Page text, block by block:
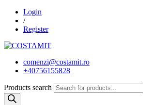
Login
/
Register
comenzi@costamit.ro
+40756155828
Products search